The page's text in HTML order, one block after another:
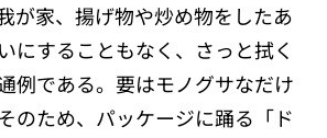
が家、揚げ物や炒め物をしたあ
にすることもなく、さっと拭く
例である。要はモノグサなだけ
ため、パッケージに踊る「ド